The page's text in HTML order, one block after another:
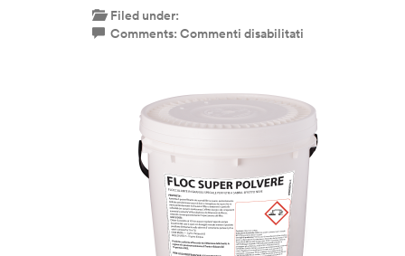
Filed under:
Comments: Commenti disabilitati